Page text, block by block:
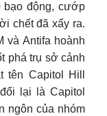
bạo động, cướp
chết đã xẩy ra.
và Antifa hoành
phá trụ sở cảnh
tên Capitol Hill
lại là Capitol
ngôn của nhóm